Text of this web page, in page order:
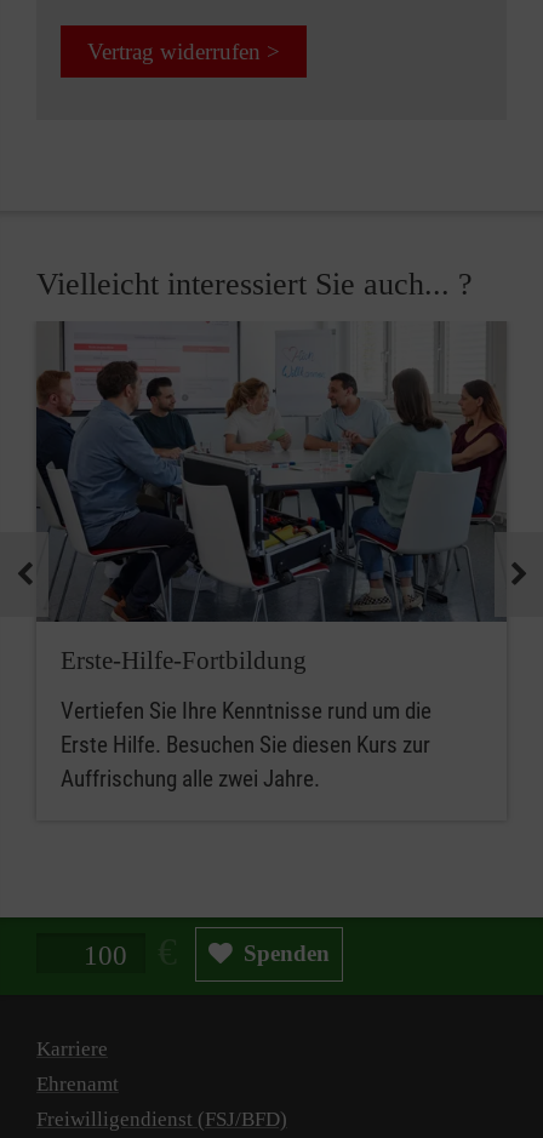
Vertrag widerrufen >
Vielleicht interessiert Sie auch... ?
Erste-Hilfe-Fortbildung
Vertiefen Sie Ihre Kenntnisse rund um die
Erste Hilfe. Besuchen Sie diesen Kurs zur
Auffrischung alle zwei Jahre.
Spendenbetrag in Euro Spenden
Karriere
Ehrenamt
Freiwilligendienst (FSJ/BFD)